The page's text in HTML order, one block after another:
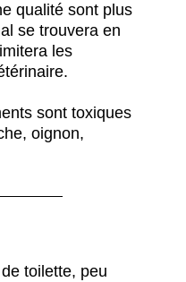
qualité sont plus
se trouvera en
les
sont toxiques
oignon,
toilette, peu